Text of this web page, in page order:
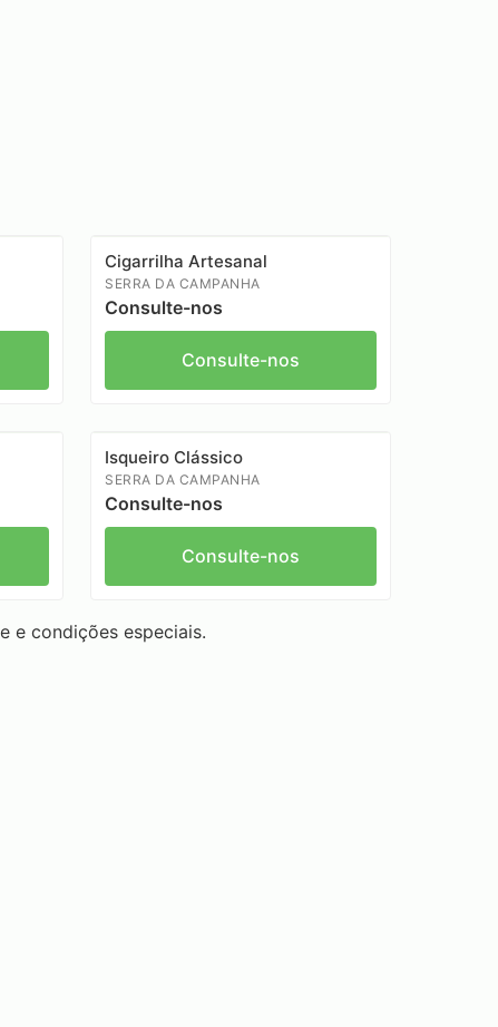
Cigarrilha Artesanal
SERRA DA CAMPANHA
Consulte-nos
Consulte-nos
Isqueiro Clássico
SERRA DA CAMPANHA
Consulte-nos
Consulte-nos
e condições especiais.